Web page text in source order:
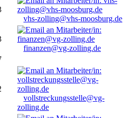
vhs-zolling@vhs-moosburg.de
finanzen@vg-zolling.de
vollstreckungsstelle@vg-
zolling.de